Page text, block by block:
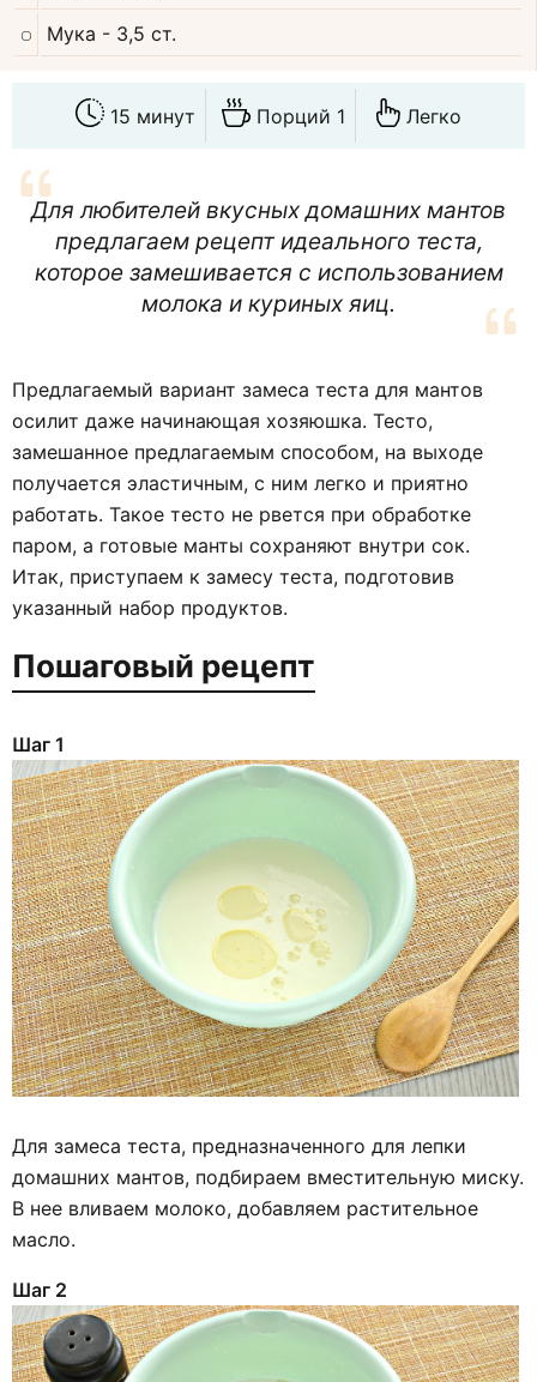
Мука - 3,5 ст.
15 минут Порций 1 Легко
Для любителей вкусных домашних мантов
предлагаем рецепт идеального теста,
которое замешивается с использованием
молока и куриных яиц.
Предлагаемый вариант замеса теста для мантов
осилит даже начинающая хозяюшка. Тесто,
замешанное предлагаемым способом, на выходе
получается эластичным, с ним легко и приятно
работать. Такое тесто не рвется при обработке
паром, а готовые манты сохраняют внутри сок.
Итак, приступаем к замесу теста, подготовив
указанный набор продуктов.
Пошаговый рецепт
Шаг 1
Для замеса теста, предназначенного для лепки
домашних мантов, подбираем вместительную миску.
В нее вливаем молоко, добавляем растительное
масло.
Шаг 2